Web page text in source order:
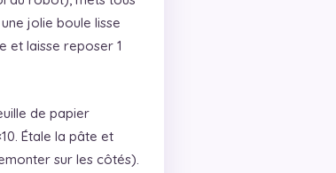
jolie boule lisse
et laisse reposer 1
de papier
Étale la pâte et
sur les côtés).